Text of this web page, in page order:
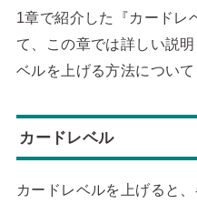
1章で紹介した『カードレ
て、この章では詳しい説
ベルを上げる方法につい
カードレベル
カードレベルを上げると